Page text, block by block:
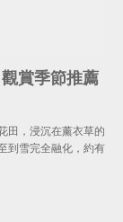
賞季節推薦
田，浸沉在薰衣草的
到雪完全融化，約有